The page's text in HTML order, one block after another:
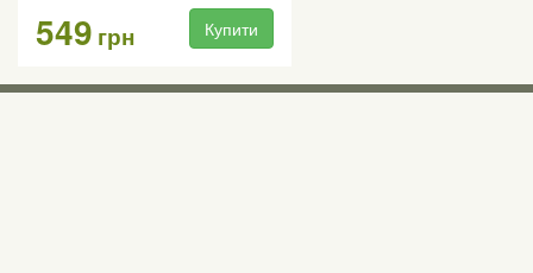
549 грн Купити